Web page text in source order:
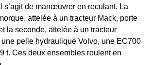
s’agit de manœuvrer en reculant. La
attelée à un tracteur Mack, porte
la seconde, attelée à un tracteur
une pelle hydraulique Volvo, une EC700
t. Ces deux ensembles roulent en